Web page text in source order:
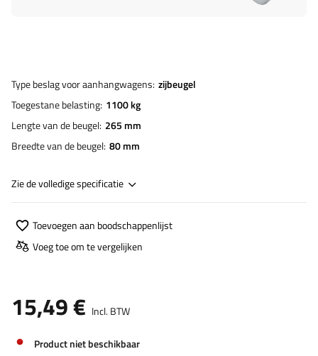
Type beslag voor aanhangwagens zijbeugel
Toegestane belasting 1100 kg
Lengte van de beugel 265 mm
Breedte van de beugel 80 mm
Zie de volledige specificatie
Toevoegen aan boodschappenlijst
Voeg toe om te vergelijken
15,49 € Incl. BTW
Product niet beschikbaar